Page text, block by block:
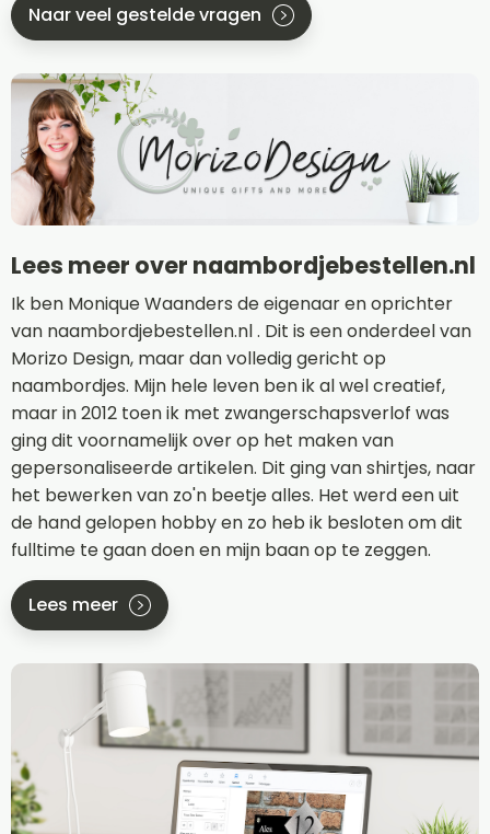
Naar veel gestelde vragen
Lees meer over naambordjebestellen.nl
Ik ben Monique Waanders de eigenaar en oprichter
van naambordjebestellen.nl . Dit is een onderdeel van
Morizo Design, maar dan volledig gericht op
naambordjes. Mijn hele leven ben ik al wel creatief,
maar in 2012 toen ik met zwangerschapsverlof was
ging dit voornamelijk over op het maken van
gepersonaliseerde artikelen. Dit ging van shirtjes, naar
het bewerken van zo'n beetje alles. Het werd een uit
de hand gelopen hobby en zo heb ik besloten om dit
fulltime te gaan doen en mijn baan op te zeggen.
Lees meer